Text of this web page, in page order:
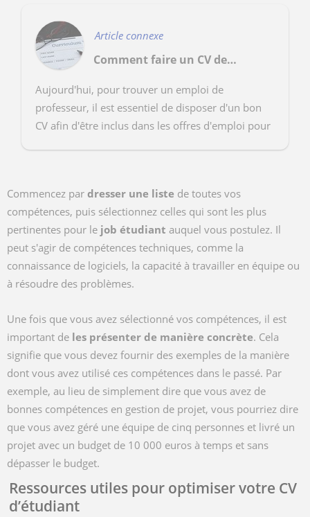
Article connexe
Comment faire un CV de professeur pour trouver un emploi ?
Aujourd'hui, pour trouver un emploi de
professeur, il est essentiel de disposer d'un bon
CV afin d'être inclus dans les offres d'emploi pour
Commencez par dresser une liste de toutes vos
compétences, puis sélectionnez celles qui sont les plus
pertinentes pour le job étudiant auquel vous postulez. Il
peut s'agir de compétences techniques, comme la
connaissance de logiciels, la capacité à travailler en équipe ou
à résoudre des problèmes.
Une fois que vous avez sélectionné vos compétences, il est
important de les présenter de manière concrète. Cela
signifie que vous devez fournir des exemples de la manière
dont vous avez utilisé ces compétences dans le passé. Par
exemple, au lieu de simplement dire que vous avez de
bonnes compétences en gestion de projet, vous pourriez dire
que vous avez géré une équipe de cinq personnes et livré un
projet avec un budget de 10 000 euros à temps et sans
dépasser le budget.
Ressources utiles pour optimiser votre CV
d’étudiant